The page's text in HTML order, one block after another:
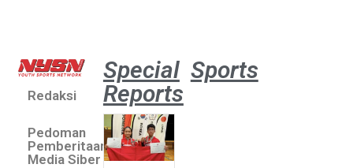
Redaksi
Pedoman
Pemberitaan
Media Siber
Special
Reports
Sports